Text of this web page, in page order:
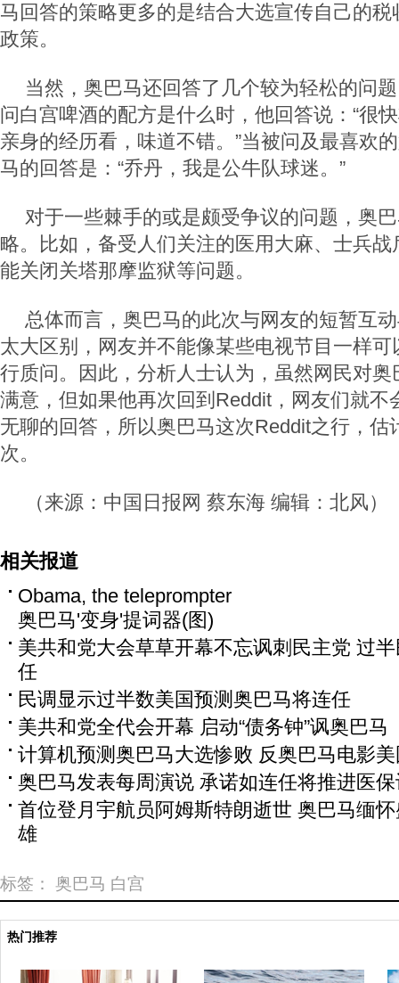
马回答的策略更多的是结合大选宣传自己的
政策。
当然，奥巴马还回答了几个较为轻松的问
问白宫啤酒的配方是什么时，他回答说：“很
亲身的经历看，味道不错。”当被问及最喜欢
马的回答是：“乔丹，我是公牛队球迷。”
对于一些棘手的或是颇受争议的问题，奥
略。比如，备受人们关注的医用大麻、士兵
能关闭关塔那摩监狱等问题。
总体而言，奥巴马的此次与网友的短暂互
太大区别，网友并不能像某些电视节目一样
行质问。因此，分析人士认为，虽然网民对
满意，但如果他再次回到Reddit，网友们就不
无聊的回答，所以奥巴马这次Reddit之行，估
次。
（来源：中国日报网 蔡东海 编辑：北风）
相关报道
Obama, the teleprompter
奥巴马'变身'提词器(图)
美共和党大会草草开幕不忘讽刺民主党 过
任
民调显示过半数美国预测奥巴马将连任
美共和党全代会开幕 启动“债务钟”讽奥巴马
计算机预测奥巴马大选惨败 反奥巴马电影
奥巴马发表每周演说 承诺如连任将推进医
首位登月宇航员阿姆斯特朗逝世 奥巴马缅
雄
标签： 奥巴马 白宫
热门推荐